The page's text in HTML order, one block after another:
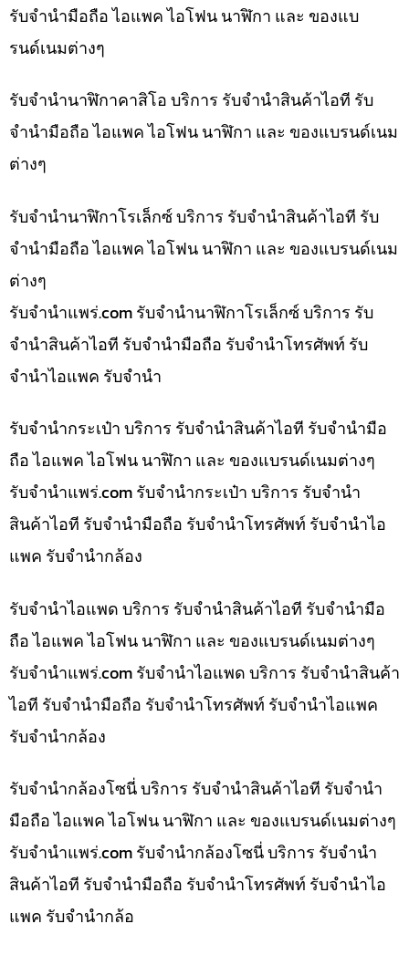
รับจำนำมือถือ ไอแพค ไอโฟน นาฬิกา และ ของแบ
รนด์เนมต่างๆ
รับจำนำนาฬิกาคาสิโอ บริการ รับจำนำสินค้าไอที รับ
จำนำมือถือ ไอแพค ไอโฟน นาฬิกา และ ของแบรนด์เนม
ต่างๆ
รับจำนำนาฬิกาโรเล็กซ์ บริการ รับจำนำสินค้าไอที รับ
จำนำมือถือ ไอแพค ไอโฟน นาฬิกา และ ของแบรนด์เนม
ต่างๆ
รับจํานําแพร่.com รับจำนำนาฬิกาโรเล็กซ์ บริการ รับ
จำนำสินค้าไอที รับจำนำมือถือ รับจำนำโทรศัพท์ รับ
จำนำไอแพค รับจำนำ
รับจำนำกระเป๋า บริการ รับจำนำสินค้าไอที รับจำนำมือ
ถือ ไอแพค ไอโฟน นาฬิกา และ ของแบรนด์เนมต่างๆ
รับจํานําแพร่.com รับจำนำกระเป๋า บริการ รับจำนำ
สินค้าไอที รับจำนำมือถือ รับจำนำโทรศัพท์ รับจำนำไอ
แพค รับจำนำกล้อง
รับจำนำไอแพด บริการ รับจำนำสินค้าไอที รับจำนำมือ
ถือ ไอแพค ไอโฟน นาฬิกา และ ของแบรนด์เนมต่างๆ
รับจํานําแพร่.com รับจำนำไอแพด บริการ รับจำนำสินค้า
ไอที รับจำนำมือถือ รับจำนำโทรศัพท์ รับจำนำไอแพค
รับจำนำกล้อง
รับจำนำกล้องโซนี่ บริการ รับจำนำสินค้าไอที รับจำนำ
มือถือ ไอแพค ไอโฟน นาฬิกา และ ของแบรนด์เนมต่างๆ
รับจํานําแพร่.com รับจำนำกล้องโซนี่ บริการ รับจำนำ
สินค้าไอที รับจำนำมือถือ รับจำนำโทรศัพท์ รับจำนำไอ
แพค รับจำนำกล้อ